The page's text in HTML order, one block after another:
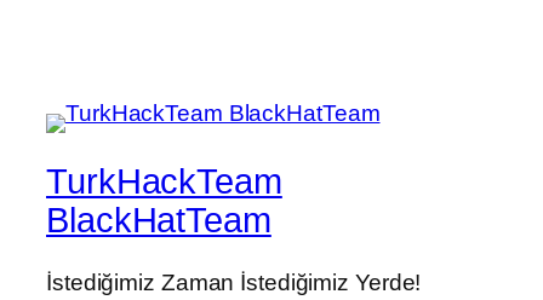
TurkHackTeam
BlackHatTeam
İstediğimiz Zaman İstediğimiz Yerde!